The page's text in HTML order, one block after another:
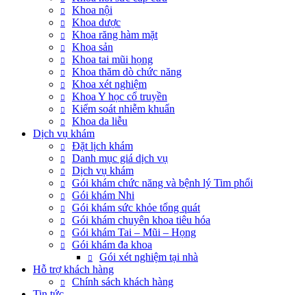
Khoa nội
Khoa dược
Khoa răng hàm mặt
Khoa sản
Khoa tai mũi họng
Khoa thăm dò chức năng
Khoa xét nghiệm
Khoa Y học cổ truyền
Kiểm soát nhiễm khuẩn
Khoa da liễu
Dịch vụ khám
Đặt lịch khám
Danh mục giá dịch vụ
Dịch vụ khám
Gói khám chức năng và bệnh lý Tim phổi
Gói khám Nhi
Gói khám sức khỏe tổng quát
Gói khám chuyên khoa tiêu hóa
Gói khám Tai – Mũi – Họng
Gói khám đa khoa
Gói xét nghiệm tại nhà
Hỗ trợ khách hàng
Chính sách khách hàng